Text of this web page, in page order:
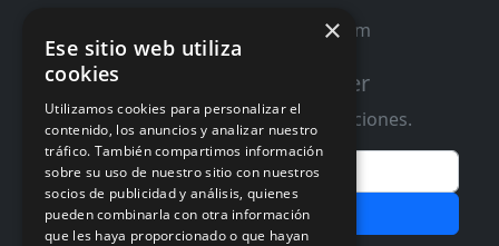
contacto@distribucioninformatica.com
Suscribete a nuestro Newsletter
Te informaremos de ofertas y promociones.
Email
Subscribir
×
Ese sitio web utiliza
cookies
Utilizamos cookies para personalizar el
contenido, los anuncios y analizar nuestro
tráfico. También compartimos información
sobre su uso de nuestro sitio con nuestros
socios de publicidad y análisis, quienes
pueden combinarla con otra información
que les haya proporcionado o que hayan